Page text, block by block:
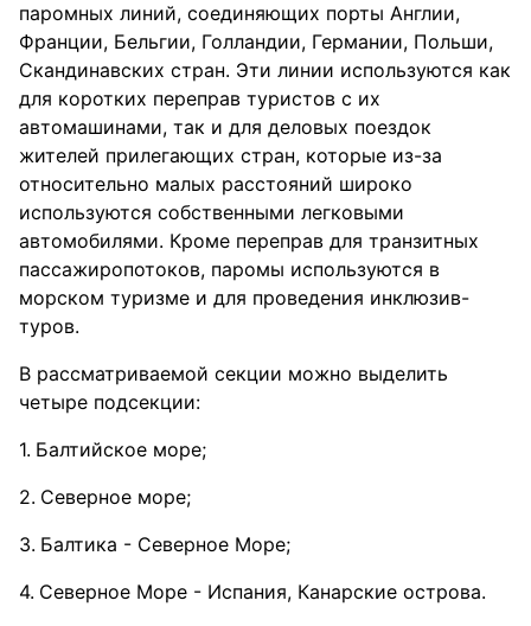
паромных линий, соединяющих порты Англии,
Франции, Бельгии, Голландии, Германии, Польши,
Скандинавских стран. Эти линии используются как
для коротких переправ туристов с их
автомашинами, так и для деловых поездок
жителей прилегающих стран, которые из-за
относительно малых расстояний широко
используются собственными легковыми
автомобилями. Кроме переправ для транзитных
пассажиропотоков, паромы используются в
морском туризме и для проведения инклюзив-
туров.
В рассматриваемой секции можно выделить
четыре подсекции:
Балтийское море;
Северное море;
Балтика - Северное Море;
Северное Море - Испания, Канарские острова.